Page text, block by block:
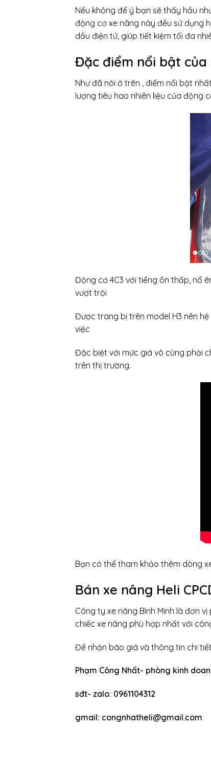
Nếu không để ý bạn sẽ thấy hầu
động cơ xe nâng này đều sử dụng
dầu điện tử, giúp tiết kiệm tối đa
Đặc điểm nổi bật của
Như đã nói ở trên , điểm nổi bật
lượng tiêu hao nhiên liệu của động
Động cơ 4C3 với tiếng ồn thấp, nổ
vượt trội
Được trang bị trên model H3 nên
việc
Đặc biệt với mức giá vô cùng phải
trên thị trường.
Bạn có thể tham khảo thêm dòng
Bán xe nâng Heli
Công ty xe nâng Bình Minh là đơn
chiếc xe nâng phù hợp nhất với
Để nhận báo giá và thông tin chi
Phạm Công Nhất- phòng kinh
sđt- zalo: 0961104312
gmail: congnhatheli@gmail.com